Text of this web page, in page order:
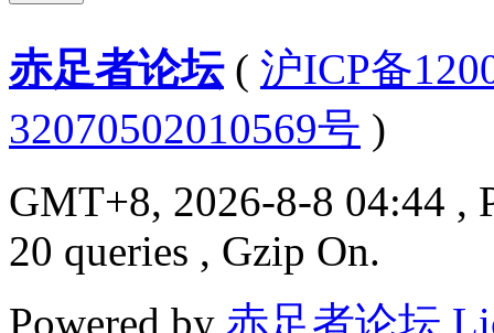
赤足者论坛( 沪ICP备
32070502010569号 )
GMT+8, 2026-8-8 04:44 ,
20 queries , Gzip On.
Powered by 赤足者论坛